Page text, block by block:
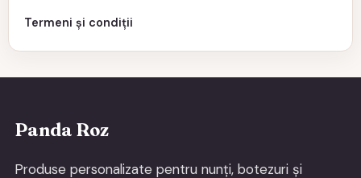
Termeni și condiții
Panda Roz
Produse personalizate pentru nunți, botezuri și